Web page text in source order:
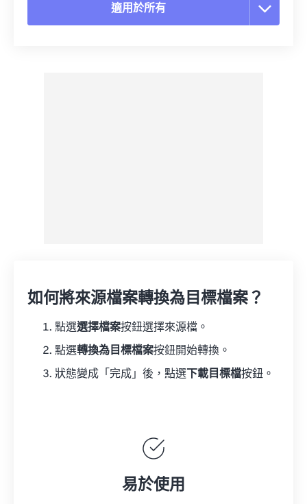
適用於所有
如何將來源檔案轉換為目標檔案？
點選選擇檔案按鈕選擇來源檔。
點選轉換為目標檔案按鈕開始轉換。
狀態變成「完成」後，點選 下載目標檔按鈕。
易於使用